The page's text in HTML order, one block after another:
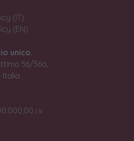
(IT)
(EN)
unico.
56/56a,
Italia
i.v.